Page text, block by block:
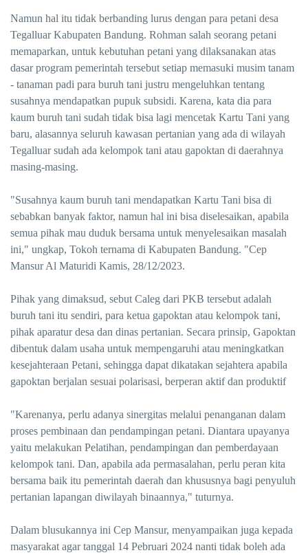
Namun hal itu tidak berbanding lurus dengan para petani desa
Tegalluar Kabupaten Bandung. Rohman salah seorang petani
memaparkan, untuk kebutuhan petani yang dilaksanakan atas
dasar program pemerintah tersebut setiap memasuki musim tanam
- tanaman padi para buruh tani justru mengeluhkan tentang
susahnya mendapatkan pupuk subsidi. Karena, kata dia para
kaum buruh tani sudah tidak bisa lagi mencetak Kartu Tani yang
baru, alasannya seluruh kawasan pertanian yang ada di wilayah
Tegalluar sudah ada kelompok tani atau gapoktan di daerahnya
masing-masing.
"Susahnya kaum buruh tani mendapatkan Kartu Tani bisa di
sebabkan banyak faktor, namun hal ini bisa diselesaikan, apabila
semua pihak mau duduk bersama untuk menyelesaikan masalah
ini," ungkap, Tokoh ternama di Kabupaten Bandung. "Cep
Mansur Al Maturidi Kamis, 28/12/2023.
Pihak yang dimaksud, sebut Caleg dari PKB tersebut adalah
buruh tani itu sendiri, para ketua gapoktan atau kelompok tani,
pihak aparatur desa dan dinas pertanian. Secara prinsip, Gapoktan
dibentuk dalam usaha untuk mempengaruhi atau meningkatkan
kesejahteraan Petani, sehingga dapat dikatakan sejahtera apabila
gapoktan berjalan sesuai polarisasi, berperan aktif dan produktif
"Karenanya, perlu adanya sinergitas melalui penanganan dalam
proses pembinaan dan pendampingan petani. Diantara upayanya
yaitu melakukan Pelatihan, pendampingan dan pemberdayaan
kelompok tani. Dan, apabila ada permasalahan, perlu peran kita
bersama baik itu pemerintah daerah dan khususnya bagi penyuluh
pertanian lapangan diwilayah binaannya," tuturnya.
Dalam blusukannya ini Cep Mansur, menyampaikan juga kepada
masyarakat agar tanggal 14 Pebruari 2024 nanti tidak boleh ada